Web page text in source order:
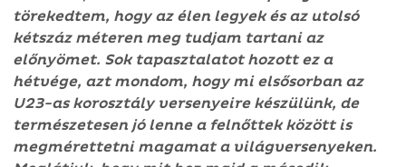
törekedtem, hogy az élen legyek és az utolsó
kétszáz méteren meg tudjam tartani az
előnyömet. Sok tapasztalatot hozott ez a
hétvége, azt mondom, hogy mi elsősorban az
U23-as korosztály versenyeire készülünk, de
természetesen jó lenne a felnőttek között is
megmérettetni magamat a világversenyeken.